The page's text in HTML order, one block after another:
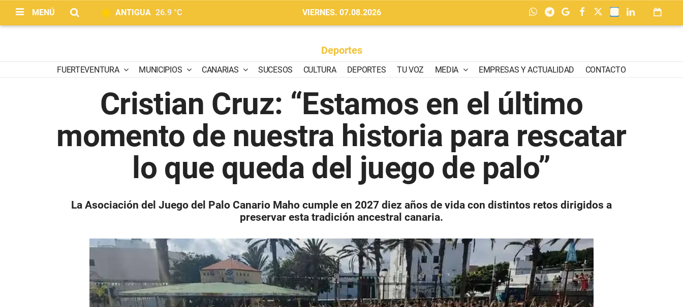
MENÚ ANTIGUA 26.9 °C VIERNES. 07.08.2026
Deportes
FUERTEVENTURA MUNICIPIOS CANARIAS SUCESOS CULTURA DEPORTES TU VOZ MEDIA EMPRESAS Y ACTUALIDAD CONTACTO
Cristian Cruz: “Estamos en el último
momento de nuestra historia para rescatar
lo que queda del juego de palo”
La Asociación del Juego del Palo Canario Maho cumple en 2027 diez años de vida con distintos retos dirigidos a
preservar esta tradición ancestral canaria.